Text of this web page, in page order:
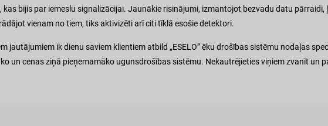
kas bijis par iemeslu signalizācijai. Jaunākie risinājumi, izmantojot bezvadu datu pārraidi,
vienam no tiem, tiks aktivizēti arī citi tīklā esošie detektori.
jautājumiem ik dienu saviem klientiem atbild „ESELO” ēku drošības sistēmu nodaļas
un cenas ziņā pieņemamāko ugunsdrošības sistēmu. Nekautrējieties viņiem zvanīt un